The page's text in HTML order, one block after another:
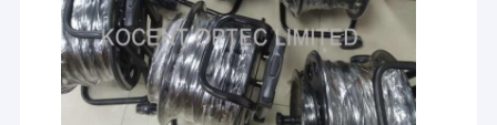
GPON ONU
SFP волоконно-оптический трансивер